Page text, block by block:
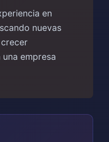
en
nuevas
empresa